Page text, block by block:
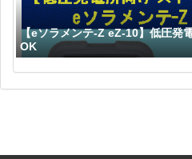
【eソラメンテ-Z eZ-10】低圧発
OK